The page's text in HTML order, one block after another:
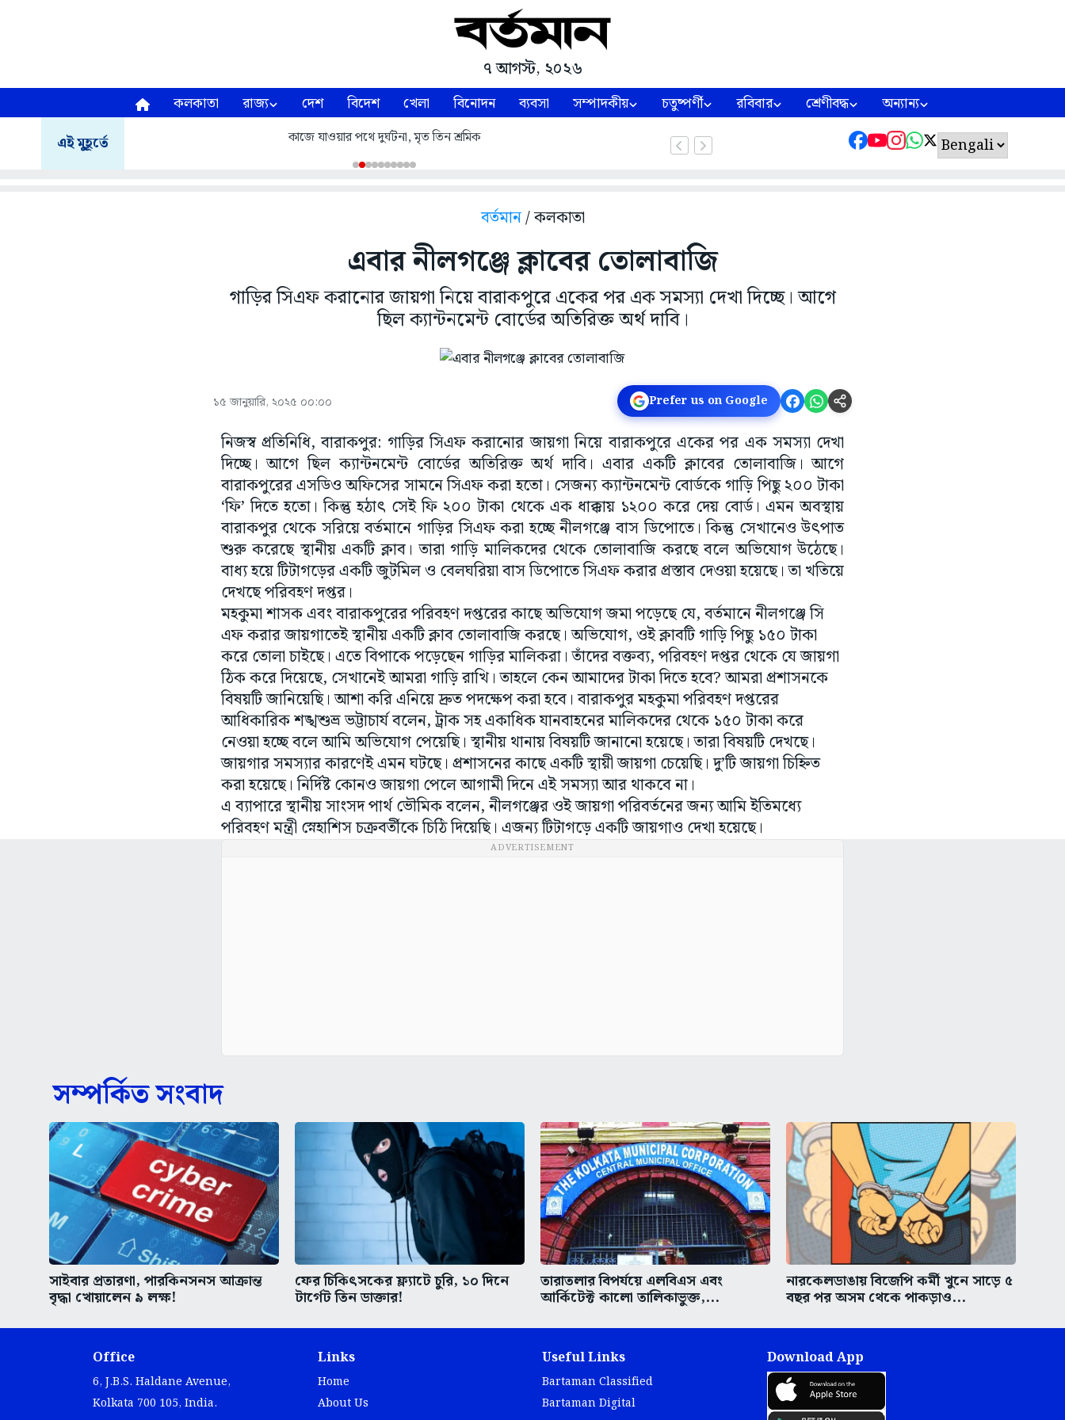
৭ আগস্ট, ২০২৬
কলকাতা রাজ্য দেশ বিদেশ খেলা বিনোদন ব্যবসা সম্পাদকীয় চতুষ্পর্ণী রবিবার শ্রেণীবদ্ধ অন্যান্য
এই মুহূর্তে কাজে যাওয়ার পথে দুর্ঘটনা, মৃত তিন শ্রমিক
বর্তমান/ কলকাতা
এবার নীলগঞ্জে ক্লাবের তোলাবাজি
গাড়ির সিএফ করানোর জায়গা নিয়ে বারাকপুরে একের পর এক সমস্যা দেখা দিচ্ছে। আগে
ছিল ক্যান্টনমেন্ট বোর্ডের অতিরিক্ত অর্থ দাবি।
১৫ জানুয়ারি, ২০২৫ ০০:০০ Prefer us on Google
নিজস্ব প্রতিনিধি, বারাকপুর: গাড়ির সিএফ করানোর জায়গা নিয়ে বারাকপুরে একের পর এক সমস্যা দেখা
দিচ্ছে। আগে ছিল ক্যান্টনমেন্ট বোর্ডের অতিরিক্ত অর্থ দাবি। এবার একটি ক্লাবের তোলাবাজি। আগে
বারাকপুরের এসডিও অফিসের সামনে সিএফ করা হতো। সেজন্য ক্যান্টনমেন্ট বোর্ডকে গাড়ি পিছু ২০০ টাকা
‘ফি’ দিতে হতো। কিন্তু হঠাৎ সেই ফি ২০০ টাকা থেকে এক ধাক্কায় ১২০০ করে দেয় বোর্ড। এমন অবস্থায়
বারাকপুর থেকে সরিয়ে বর্তমানে গাড়ির সিএফ করা হচ্ছে নীলগঞ্জে বাস ডিপোতে। কিন্তু সেখানেও উৎপাত
শুরু করেছে স্থানীয় একটি ক্লাব। তারা গাড়ি মালিকদের থেকে তোলাবাজি করছে বলে অভিযোগ উঠেছে।
বাধ্য হয়ে টিটাগড়ের একটি জুটমিল ও বেলঘরিয়া বাস ডিপোতে সিএফ করার প্রস্তাব দেওয়া হয়েছে। তা খতিয়ে
দেখছে পরিবহণ দপ্তর।
মহকুমা শাসক এবং বারাকপুরের পরিবহণ দপ্তরের কাছে অভিযোগ জমা পড়েছে যে, বর্তমানে নীলগঞ্জে সি
এফ করার জায়গাতেই স্থানীয় একটি ক্লাব তোলাবাজি করছে। অভিযোগ, ওই ক্লাবটি গাড়ি পিছু ১৫০ টাকা
করে তোলা চাইছে। এতে বিপাকে পড়েছেন গাড়ির মালিকরা। তাঁদের বক্তব্য, পরিবহণ দপ্তর থেকে যে জায়গা
ঠিক করে দিয়েছে, সেখানেই আমরা গাড়ি রাখি। তাহলে কেন আমাদের টাকা দিতে হবে? আমরা প্রশাসনকে
বিষয়টি জানিয়েছি। আশা করি এনিয়ে দ্রুত পদক্ষেপ করা হবে। বারাকপুর মহকুমা পরিবহণ দপ্তরের
আধিকারিক শঙ্খশুভ্র ভট্টাচার্য বলেন, ট্রাক সহ একাধিক যানবাহনের মালিকদের থেকে ১৫০ টাকা করে
নেওয়া হচ্ছে বলে আমি অভিযোগ পেয়েছি। স্থানীয় থানায় বিষয়টি জানানো হয়েছে। তারা বিষয়টি দেখছে।
জায়গার সমস্যার কারণেই এমন ঘটছে। প্রশাসনের কাছে একটি স্থায়ী জায়গা চেয়েছি। দু’টি জায়গা চিহ্নিত
করা হয়েছে। নির্দিষ্ট কোনও জায়গা পেলে আগামী দিনে এই সমস্যা আর থাকবে না।
এ ব্যাপারে স্থানীয় সাংসদ পার্থ ভৌমিক বলেন, নীলগঞ্জের ওই জায়গা পরিবর্তনের জন্য আমি ইতিমধ্যে
পরিবহণ মন্ত্রী স্নেহাশিস চক্রবর্তীকে চিঠি দিয়েছি। এজন্য টিটাগড়ে একটি জায়গাও দেখা হয়েছে।
ADVERTISEMENT
সম্পর্কিত সংবাদ
সাইবার প্রতারণা, পারকিনসনস আক্রান্ত
বৃদ্ধা খোয়ালেন ৯ লক্ষ!
ফের চিকিৎসকের ফ্ল্যাটে চুরি, ১০ দিনে
টার্গেট তিন ডাক্তার!
তারাতলার বিপর্যয়ে এলবিএস এবং
আর্কিটেক্ট কালো তালিকাভুক্ত,...
নারকেলডাঙায় বিজেপি কর্মী খুনে সাড়ে ৫
বছর পর অসম থেকে পাকড়াও...
Office
6, J.B.S. Haldane Avenue,
Kolkata 700 105, India.
Links
Home
About Us
Useful Links
Bartaman Classified
Bartaman Digital
Download App